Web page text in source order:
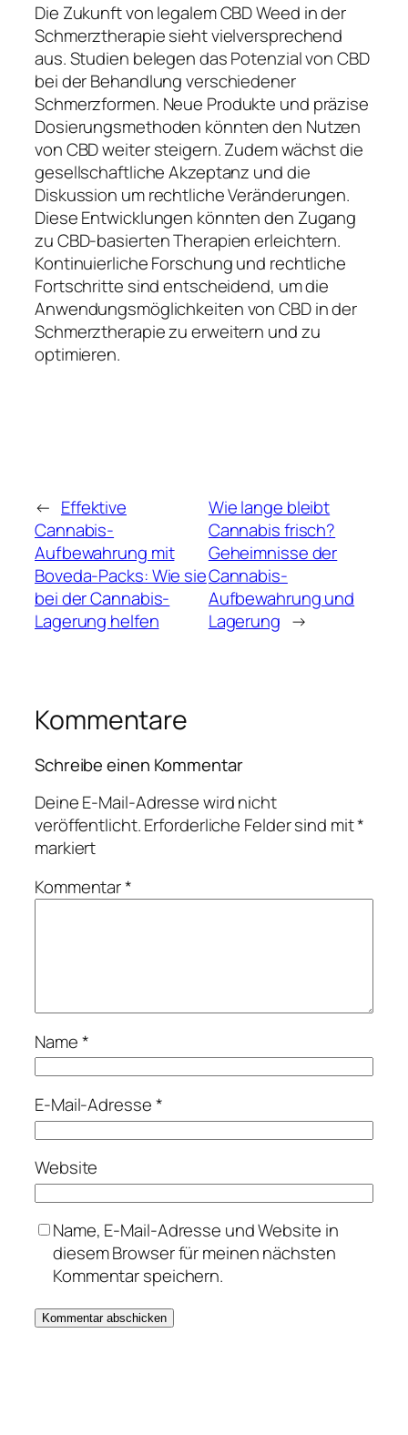
Die Zukunft von legalem CBD Weed in der
Schmerztherapie sieht vielversprechend
aus. Studien belegen das Potenzial von CBD
bei der Behandlung verschiedener
Schmerzformen. Neue Produkte und präzise
Dosierungsmethoden könnten den Nutzen
von CBD weiter steigern. Zudem wächst die
gesellschaftliche Akzeptanz und die
Diskussion um rechtliche Veränderungen.
Diese Entwicklungen könnten den Zugang
zu CBD-basierten Therapien erleichtern.
Kontinuierliche Forschung und rechtliche
Fortschritte sind entscheidend, um die
Anwendungsmöglichkeiten von CBD in der
Schmerztherapie zu erweitern und zu
optimieren.
← Effektive
Cannabis-
Aufbewahrung mit
Boveda-Packs: Wie sie
bei der Cannabis-
Lagerung helfen
Wie lange bleibt
Cannabis frisch?
Geheimnisse der
Cannabis-
Aufbewahrung und
Lagerung →
Kommentare
Schreibe einen Kommentar
Deine E-Mail-Adresse wird nicht
veröffentlicht.Erforderliche Felder sind mit*
markiert
Kommentar*
Name*
E-Mail-Adresse*
Website
Name, E-Mail-Adresse und Website in
diesem Browser für meinen nächsten
Kommentar speichern.